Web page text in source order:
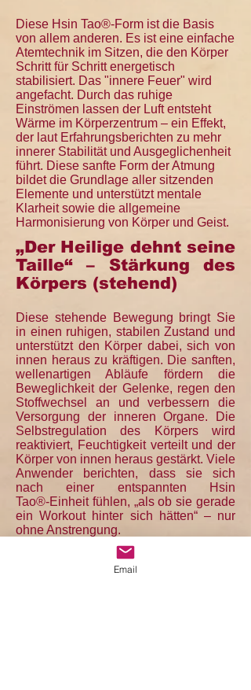
Diese Hsin Tao®‑Form ist die Basis
von allem anderen. Es ist eine einfache
Atemtechnik im Sitzen, die den Körper
Schritt für Schritt energetisch
stabilisiert. Das "innere Feuer" wird
angefacht. Durch das ruhige
Einströmen lassen der Luft entsteht
Wärme im Körperzentrum – ein Effekt,
der laut Erfahrungsberichten zu mehr
innerer Stabilität und Ausgeglichenheit
führt. Diese sanfte Form der Atmung
bildet die Grundlage aller sitzenden
Elemente und unterstützt mentale
Klarheit sowie die allgemeine
Harmonisierung von Körper und Geist.
„Der Heilige dehnt seine
Taille“ – Stärkung des
Körpers (stehend)
Diese stehende Bewegung bringt Sie
in einen ruhigen, stabilen Zustand und
unterstützt den Körper dabei, sich von
innen heraus zu kräftigen. Die sanften,
wellenartigen Abläufe fördern die
Beweglichkeit der Gelenke, regen den
Stoffwechsel an und verbessern die
Versorgung der inneren Organe. Die
Selbstregulation des Körpers wird
reaktiviert, Feuchtigkeit verteilt und der
Körper von innen heraus gestärkt. Viele
Anwender berichten, dass sie sich
nach einer entspannten Hsin
Tao®‑Einheit fühlen, „als ob sie gerade
ein Workout hinter sich hätten“ – nur
ohne Anstrengung.
„Der Heilige bereitet
Medizin“ – Beruhigung
Email